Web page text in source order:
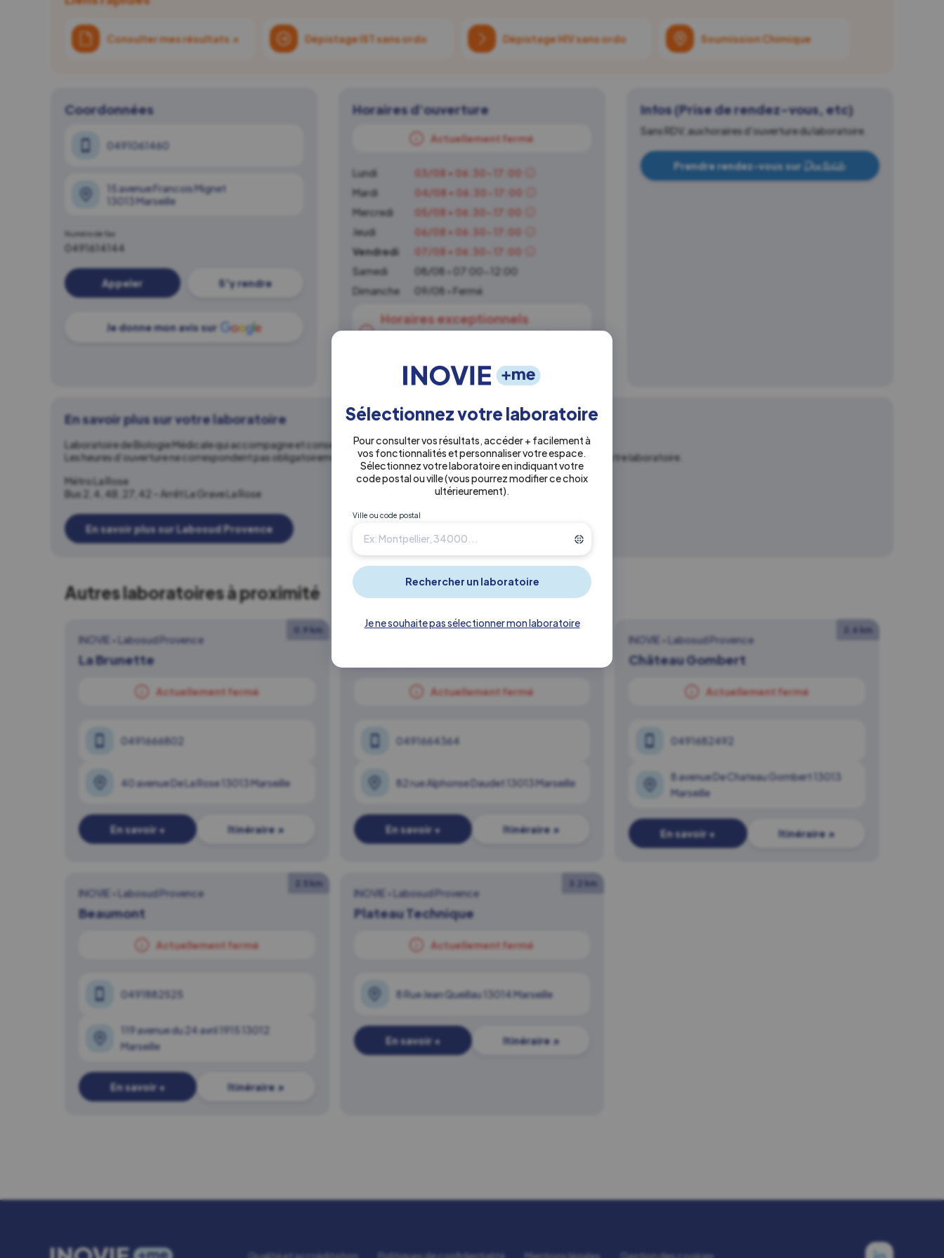
Sélectionnez votre laboratoire
Pour consulter vos résultats, accéder + facilement à
vos fonctionnalités et personnaliser votre espace.
Sélectionnez votre laboratoire en indiquant votre
code postal ou ville(vous pourrez modifier ce choix
ultérieurement)
Ville ou code postal
Je ne souhaite pas sélectionner mon laboratoire
Consulter mes résultats ↗ Dépistage IST sans ordo Dépistage HIV sans ordo Soumission Chimique
Coordonnées
0491061460
15 avenue Francois Mignet
13013 Marseille
Numéro de fax
0491614144
Appeler S'y rendre
Je donne mon avis sur
Horaires d'ouverture
Actuellement fermé
Lundi
03/08 • 06:30-17:00
Mardi
04/08 • 06:30-17:00
Mercredi
05/08 • 06:30-17:00
Jeudi
06/08 • 06:30-17:00
Vendredi
07/08 • 06:30-17:00
Samedi
08/08 • 07:00-12:00
Dimanche
09/08 • Fermé
Horaires exceptionnels
Votre laboratoire a exceptionnellement
Infos (Prise de rendez-vous, etc)
Sans RDV, aux horaires d'ouverture du laboratoire.
Prendre rendez-vous sur
En savoir plus sur votre laboratoire
Laboratoire de Biologie Médicale qui accompagne et conseille le patient.
Les heures d’ouverture ne correspondent pas obligatoirement aux heures de prélèvement. Renseignez-vous auprès de votre laboratoire.
Métro La Rose
Bus 2, 4, 4B, 27, 42 – Arrêt La Grave La Rose
En savoir plus sur Labosud Provence
Autres laboratoires à proximité
0.9 km
INOVIE • Labosud Provence
La Brunette
Actuellement fermé
0491666802
40 avenue De La Rose 13013 Marseille
En savoir + Itinéraire ↗
1.9 km
Actuellement fermé
0491664364
82 rue Alphonse Daudet 13013 Marseille
En savoir + Itinéraire ↗
2.4 km
INOVIE • Labosud Provence
Château Gombert
Actuellement fermé
0491682492
8 avenue De Chateau Gombert 13013
Marseille
En savoir + Itinéraire ↗
2.5 km
INOVIE • Labosud Provence
Beaumont
Actuellement fermé
0491882525
119 avenue du 24 avril 1915 13012
Marseille
En savoir + Itinéraire ↗
3.2 km
INOVIE • Labosud Provence
Plateau Technique
Actuellement fermé
8 Rue Jean Queillau 13014 Marseille
En savoir + Itinéraire ↗